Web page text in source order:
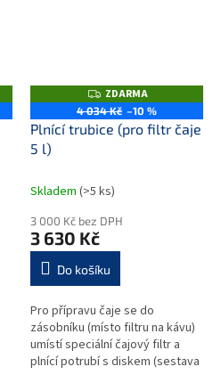
Z
D
A
R
ZDARMA
4 034 Kč –10 %
Plnící trubice (pro filtr čaje
5 l)
Skladem (>5 ks)
3 000 Kč bez DPH
3 630 Kč
Do košíku
Pro přípravu čaje se do
zásobníku (místo filtru na kávu)
umístí speciální čajový filtr a
plnící potrubí s diskem (sestava